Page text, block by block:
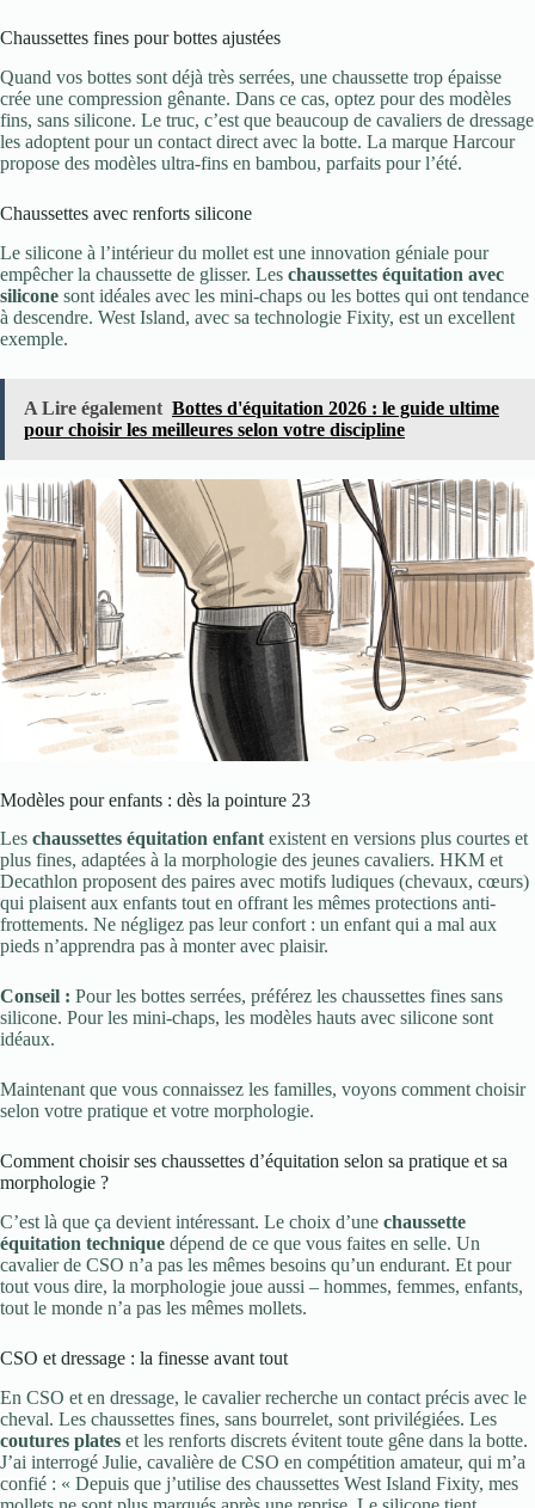
Chaussettes fines pour bottes ajustées
Quand vos bottes sont déjà très serrées, une chaussette trop épaisse
crée une compression gênante. Dans ce cas, optez pour des modèles
fins, sans silicone. Le truc, c’est que beaucoup de cavaliers de dressage
les adoptent pour un contact direct avec la botte. La marque Harcour
propose des modèles ultra-fins en bambou, parfaits pour l’été.
Chaussettes avec renforts silicone
Le silicone à l’intérieur du mollet est une innovation géniale pour
empêcher la chaussette de glisser. Les chaussettes équitation avec
silicone sont idéales avec les mini-chaps ou les bottes qui ont tendance
à descendre. West Island, avec sa technologie Fixity, est un excellent
exemple.
A Lire également Bottes d'équitation 2026 : le guide ultime
pour choisir les meilleures selon votre discipline
Modèles pour enfants : dès la pointure 23
Les chaussettes équitation enfant existent en versions plus courtes et
plus fines, adaptées à la morphologie des jeunes cavaliers. HKM et
Decathlon proposent des paires avec motifs ludiques (chevaux, cœurs)
qui plaisent aux enfants tout en offrant les mêmes protections anti-
frottements. Ne négligez pas leur confort : un enfant qui a mal aux
pieds n’apprendra pas à monter avec plaisir.
Conseil : Pour les bottes serrées, préférez les chaussettes fines sans
silicone. Pour les mini-chaps, les modèles hauts avec silicone sont
idéaux.
Maintenant que vous connaissez les familles, voyons comment choisir
selon votre pratique et votre morphologie.
Comment choisir ses chaussettes d’équitation selon sa pratique et sa
morphologie ?
C’est là que ça devient intéressant. Le choix d’une chaussette
équitation technique dépend de ce que vous faites en selle. Un
cavalier de CSO n’a pas les mêmes besoins qu’un endurant. Et pour
tout vous dire, la morphologie joue aussi – hommes, femmes, enfants,
tout le monde n’a pas les mêmes mollets.
CSO et dressage : la finesse avant tout
En CSO et en dressage, le cavalier recherche un contact précis avec le
cheval. Les chaussettes fines, sans bourrelet, sont privilégiées. Les
coutures plates et les renforts discrets évitent toute gêne dans la botte.
J’ai interrogé Julie, cavalière de CSO en compétition amateur, qui m’a
confié : « Depuis que j’utilise des chaussettes West Island Fixity, mes